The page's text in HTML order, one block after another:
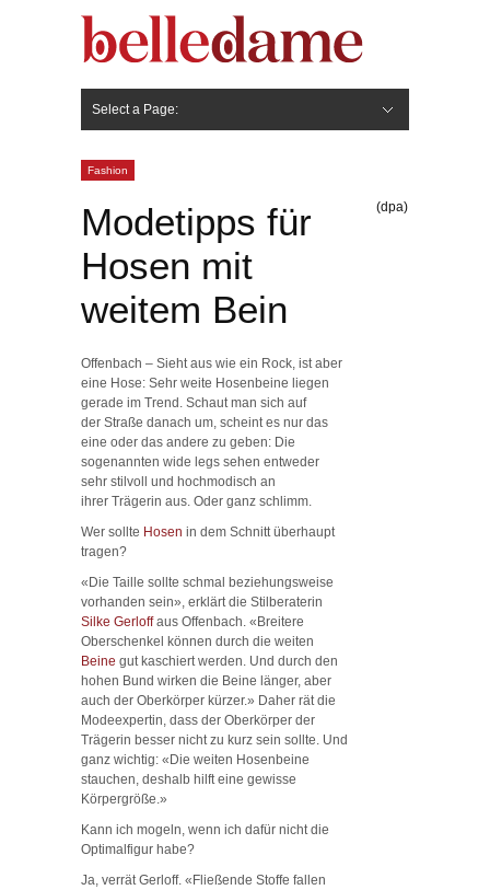
Select a Page:
Fashion
Modetipps für
Hosen mit
weitem Bein
(dpa)
Offenbach – Sieht aus wie ein Rock, ist aber
eine Hose: Sehr weite Hosenbeine liegen
gerade im Trend. Schaut man sich auf
der Straße danach um, scheint es nur das
eine oder das andere zu geben: Die
sogenannten wide legs sehen entweder
sehr stilvoll und hochmodisch an
ihrer Trägerin aus. Oder ganz schlimm.
Wer sollte Hosen in dem Schnitt überhaupt
tragen?
«Die Taille sollte schmal beziehungsweise
vorhanden sein», erklärt die Stilberaterin
Silke Gerloffaus Offenbach. «Breitere
Oberschenkel können durch die weiten
Beine gut kaschiert werden. Und durch den
hohen Bund wirken die Beine länger, aber
auch der Oberkörper kürzer.» Daher rät die
Modeexpertin, dass der Oberkörper der
Trägerin besser nicht zu kurz sein sollte. Und
ganz wichtig: «Die weiten Hosenbeine
stauchen, deshalb hilft eine gewisse
Körpergröße.»
Kann ich mogeln, wenn ich dafür nicht die
Optimalfigur habe?
Ja, verrät Gerloff. «Fließende Stoffe fallen